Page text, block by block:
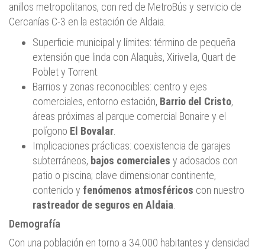
anillos metropolitanos, con red de MetroBús y servicio de
Cercanías C‑3 en la estación de Aldaia.
Superficie municipal y límites: término de pequeña
extensión que linda con Alaquàs, Xirivella, Quart de
Poblet y Torrent.
Barrios y zonas reconocibles: centro y ejes
comerciales, entorno estación, Barrio del Cristo,
áreas próximas al parque comercial Bonaire y el
polígono El Bovalar.
Implicaciones prácticas: coexistencia de garajes
subterráneos, bajos comerciales y adosados con
patio o piscina; clave dimensionar continente,
contenido y fenómenos atmosféricos con nuestro
rastreador de seguros en Aldaia.
Demografía
Con una población en torno a 34.000 habitantes y densidad